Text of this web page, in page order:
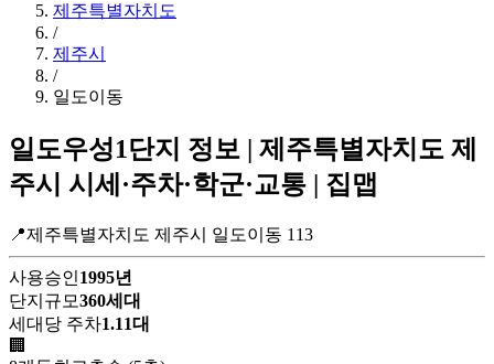
제주특별자치도
/
제주시
/
일도이동
일도우성1단지 정보 | 제주특별자치도 제
주시 시세·주차·학군·교통 | 집맵
📍제주특별자치도 제주시 일도이동 113
사용승인1995년
단지규모360세대
세대당 주차1.11대
🏢